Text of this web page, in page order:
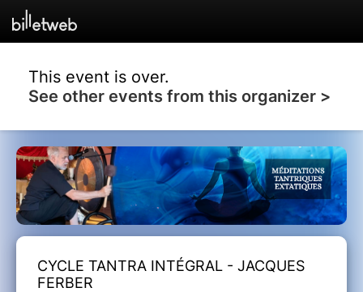
This event is over.
See other events from this organizer >
CYCLE TANTRA INTÉGRAL - JACQUES
FERBER